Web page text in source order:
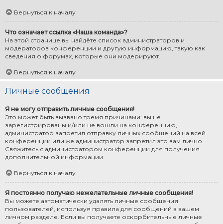
Вернуться к началу
Что означает ссылка «Наша команда»?
На этой странице вы найдёте список администраторов и
модераторов конференции и другую информацию, такую как
сведения о форумах, которые они модерируют.
Вернуться к началу
Личные сообщения
Я не могу отправить личные сообщения!
Это может быть вызвано тремя причинами: вы не
зарегистрированы и/или не вошли на конференцию,
администратор запретил отправку личных сообщений на всей
конференции или же администратор запретил это вам лично.
Свяжитесь с администратором конференции для получения
дополнительной информации.
Вернуться к началу
Я постоянно получаю нежелательные личные сообщения!
Вы можете автоматически удалять личные сообщения
пользователей, используя правила для сообщений в вашем
личном разделе. Если вы получаете оскорбительные личные